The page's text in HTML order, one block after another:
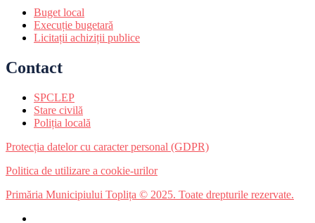
Buget local
Execuție bugetară
Licitații achiziții publice
Contact
SPCLEP
Stare civilă
Poliția locală
Protecția datelor cu caracter personal (GDPR)
Politica de utilizare a cookie-urilor
Primăria Municipiului Toplița © 2025. Toate drepturile rezervate.